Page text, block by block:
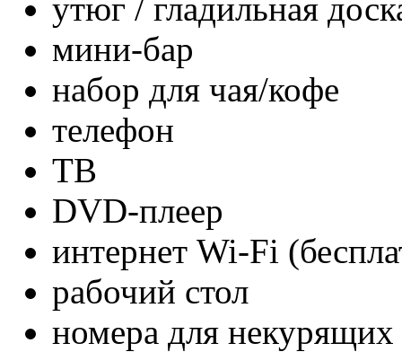
утюг / гладильная
мини-бар
набор для чая/кофе
телефон
ТВ
DVD-плеер
интернет Wi-Fi
рабочий стол
номера для некурящих